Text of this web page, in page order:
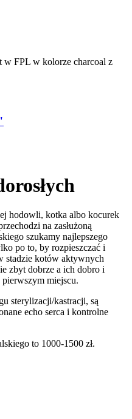
w FPL w kolorze charcoal z
hodowli, kotka albo kocurek
na zasłużoną
szukamy najlepszego
po to, by rozpieszczać i
stadzie kotów aktywnych
zbyt dobrze a ich dobro i
miejscu.
sterylizacji/kastracji, są
echo serca i kontrolne
to 1000-1500 zł.